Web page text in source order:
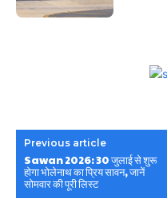
Previous article
Sawan 2026: 30 जुलाई से शुरू
होगा भोलेनाथ का प्रिय सावन, जानें
सोमवार की पूरी लिस्ट